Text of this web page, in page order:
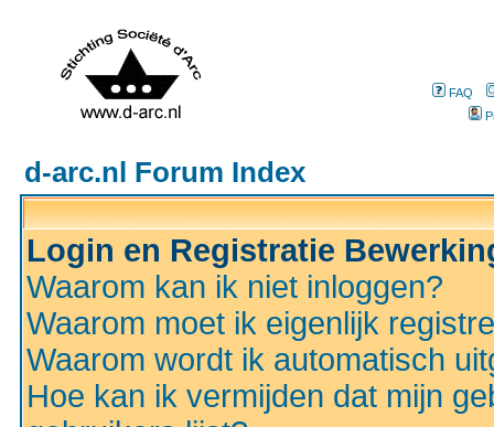
FAQ
d-arc.nl Forum Index
Login en Registratie
Waarom kan ik niet inloggen?
Waarom moet ik eigenlijk
Waarom wordt ik automatisch
Hoe kan ik vermijden dat mijn